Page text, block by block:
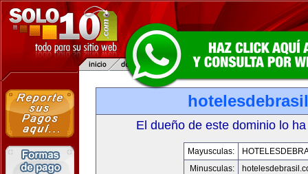
El dueño de este dominio lo
Mayusculas:
Minusculas: